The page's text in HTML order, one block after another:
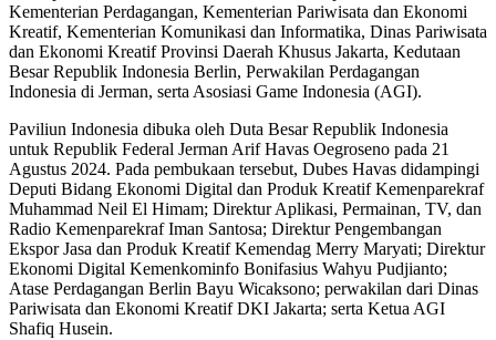
Kementerian Perdagangan, Kementerian Pariwisata dan Ekonomi
Kreatif, Kementerian Komunikasi dan Informatika, Dinas Pariwisata
dan Ekonomi Kreatif Provinsi Daerah Khusus Jakarta, Kedutaan
Besar Republik Indonesia Berlin, Perwakilan Perdagangan
Indonesia di Jerman, serta Asosiasi Game Indonesia (AGI).
Paviliun Indonesia dibuka oleh Duta Besar Republik Indonesia
untuk Republik Federal Jerman Arif Havas Oegroseno pada 21
Agustus 2024. Pada pembukaan tersebut, Dubes Havas didampingi
Deputi Bidang Ekonomi Digital dan Produk Kreatif Kemenparekraf
Muhammad Neil El Himam; Direktur Aplikasi, Permainan, TV, dan
Radio Kemenparekraf Iman Santosa; Direktur Pengembangan
Ekspor Jasa dan Produk Kreatif Kemendag Merry Maryati; Direktur
Ekonomi Digital Kemenkominfo Bonifasius Wahyu Pudjianto;
Atase Perdagangan Berlin Bayu Wicaksono; perwakilan dari Dinas
Pariwisata dan Ekonomi Kreatif DKI Jakarta; serta Ketua AGI
Shafiq Husein.